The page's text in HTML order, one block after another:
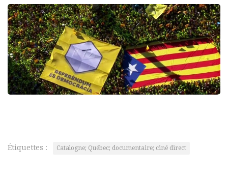
Étiquettes : Catalogne; Québec; documentaire; ciné direct